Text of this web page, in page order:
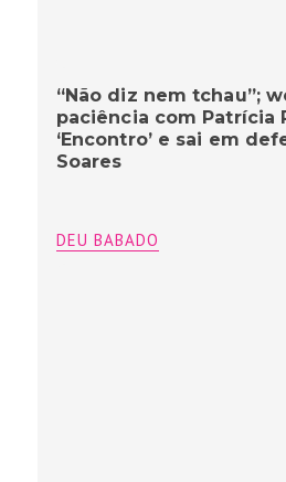
“Não diz nem tchau”;
paciência com Patrícia
‘Encontro’ e sai em
Soares
DEU BABADO